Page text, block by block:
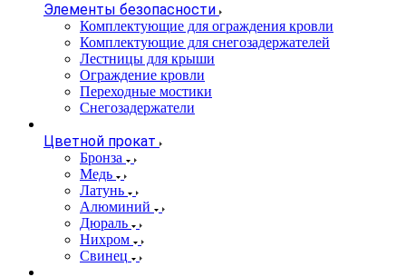
Элементы безопасности
Комплектующие для ограждения кровли
Комплектующие для снегозадержателей
Лестницы для крыши
Ограждение кровли
Переходные мостики
Снегозадержатели
Цветной прокат
Бронза
Медь
Латунь
Алюминий
Дюраль
Нихром
Свинец